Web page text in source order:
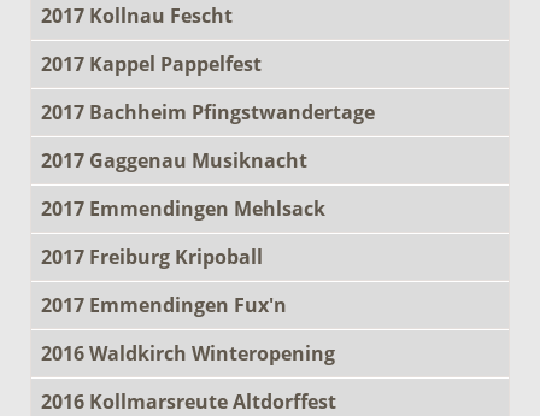
2017 Kollnau Fescht
2017 Kappel Pappelfest
2017 Bachheim Pfingstwandertage
2017 Gaggenau Musiknacht
2017 Emmendingen Mehlsack
2017 Freiburg Kripoball
2017 Emmendingen Fux'n
2016 Waldkirch Winteropening
2016 Kollmarsreute Altdorffest